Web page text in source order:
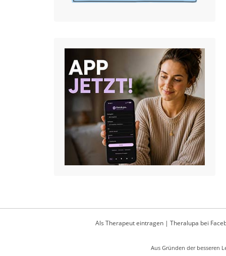
Als Therapeut eintragen| Theralupa bei
Aus Gründen der besseren